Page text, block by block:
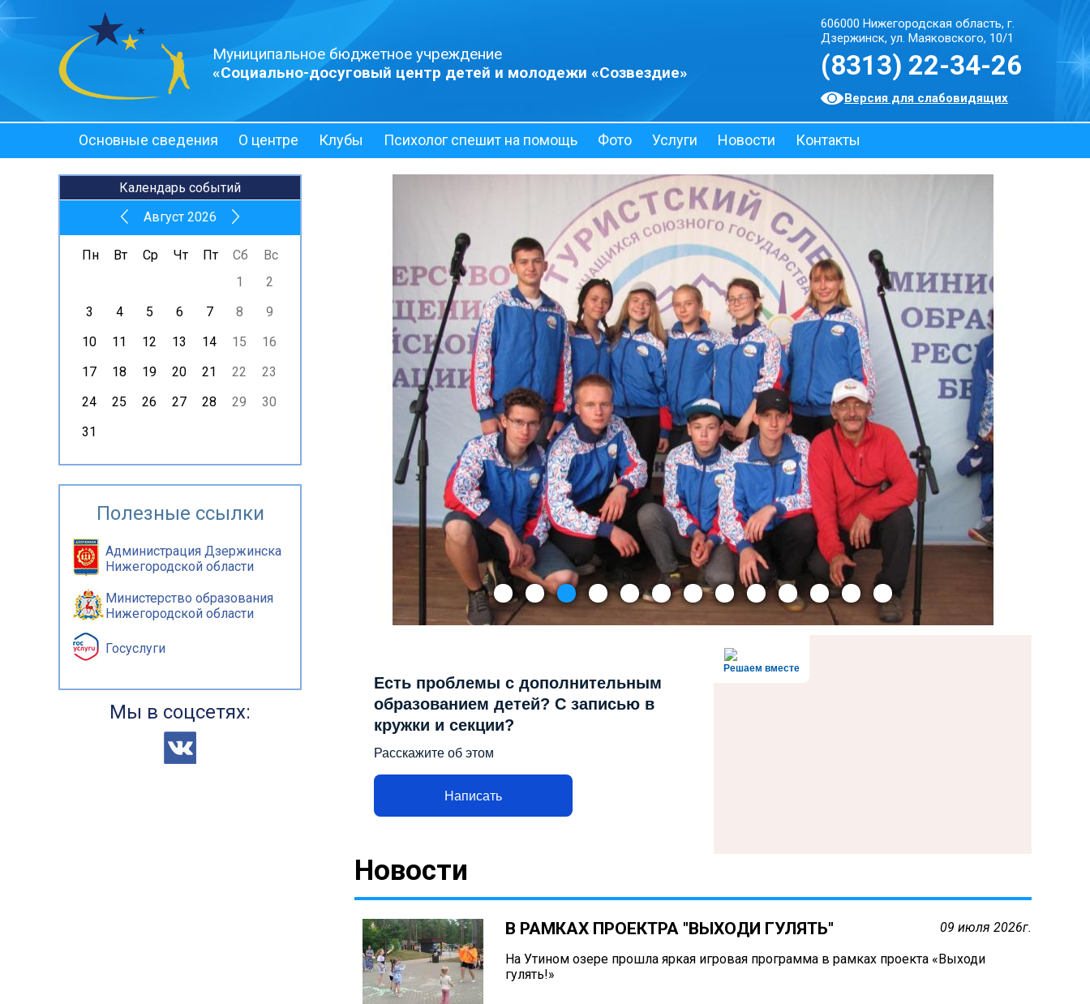
Муниципальное бюджетное учреждение
«Социально-досуговый центр детей и молодежи «Созвездие»
606000 Нижегородская область, г.
Дзержинск, ул. Маяковского, 10/1
(8313) 22-34-26
Версия для слабовидящих
Основные сведения О центре Клубы Психолог спешит на помощь Фото Услуги Новости
Контакты
Календарь событий
Август 2026
Пн Вт Ср Чт Пт Сб
Вс
1
2
3
4 5 6 7 8
9
10
11 12 13 14 15
16
17
18 19 20 21 22
23
24
25 26 27 28 29
30
31
Полезные ссылки
Администрация Дзержинска
Нижегородской области
Министерство образования
Нижегородской области
Госуслуги
Мы в соцсетях:
Решаем вместе
Есть проблемы с дополнительным
образованием детей? С записью в
кружки и секции?
Расскажите об этом
Написать
Новости
В РАМКАХ ПРОЕКТРА "ВЫХОДИ ГУЛЯТЬ" 09 июля 2026г.
На Утином озере прошла яркая игровая программа в рамках проекта «Выходи
гулять!»